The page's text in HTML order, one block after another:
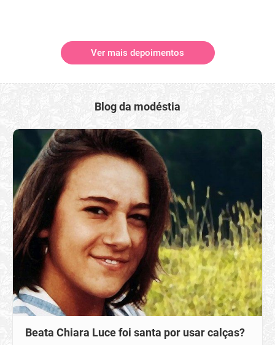
Ver mais depoimentos
Blog da modéstia
Beata Chiara Luce foi santa por usar calças?